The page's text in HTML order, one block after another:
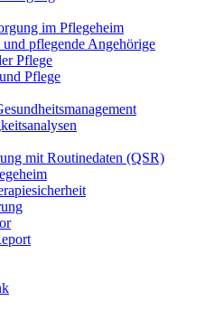
im Pflegeheim
und pflegende Angehörige
Pflege
Pflege
mit Routinedaten (QSR)